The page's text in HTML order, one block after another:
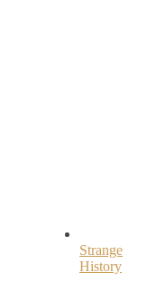
Strange
History